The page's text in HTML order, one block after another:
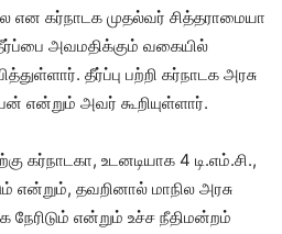
கர்நாடக முதல்வர் சித்தராமையா
அவமதிக்கும் வகையில்
தீர்ப்பு பற்றி கர்நாடக அரசு
என்றும் அவர் கூறியுள்ளார்.
கர்நாடகா, உடனடியாக 4 டி.எம்.சி.,
தவறினால் மாநில அரசு
நேரிடும் என்றும் உச்ச நீதிமன்றம்